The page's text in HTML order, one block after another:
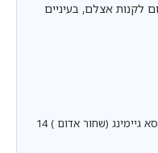
לקנות אצלם, בעיניים
ביקורת זו נכתבה במקור עבור המוצר "כיסא גיימינג (שחור אדום ) 14